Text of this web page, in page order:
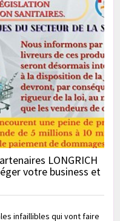
LONGRICH
votre business et
infaillibles qui vont faire